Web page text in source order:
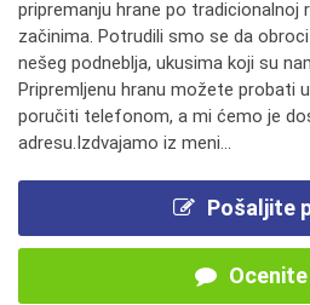
pripremanju hrane po tradicionalnoj
začinima. Potrudili smo se da
nešeg podneblja, ukusima koji su
Pripremljenu hranu možete probati
poručiti telefonom, a mi ćemo je
adresu.Izdvajamo iz meni...
Pošaljite